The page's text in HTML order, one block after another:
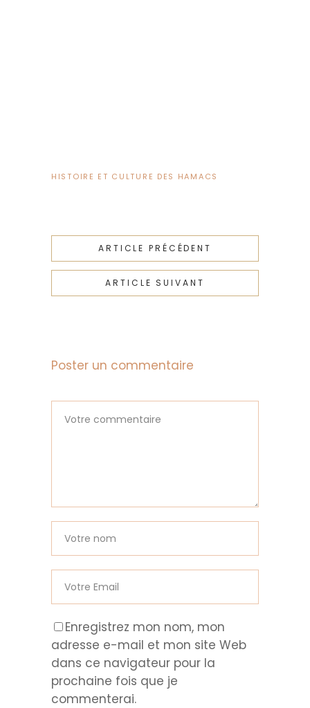
HISTOIRE ET CULTURE DES HAMACS
ARTICLE PRÉCÉDENT
ARTICLE SUIVANT
Poster un commentaire
Enregistrez mon nom, mon
adresse e-mail et mon site Web
dans ce navigateur pour la
prochaine fois que je
commenterai.